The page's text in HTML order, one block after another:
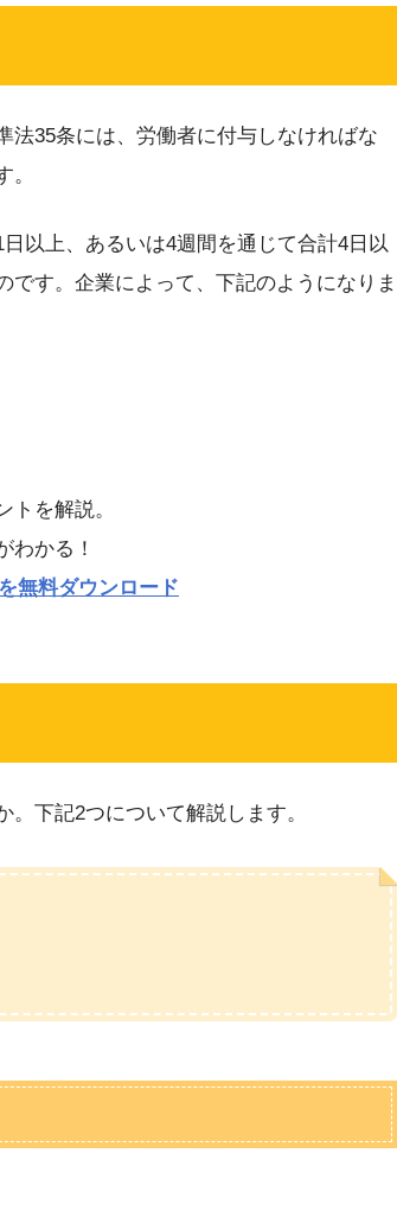
法35条には、労働者に付与しなければな
以上、あるいは4週間を通じて合計4日以
す。企業によって、下記のようになりま
を解説。
わかる！
無料ダウンロード
下記2つについて解説します。